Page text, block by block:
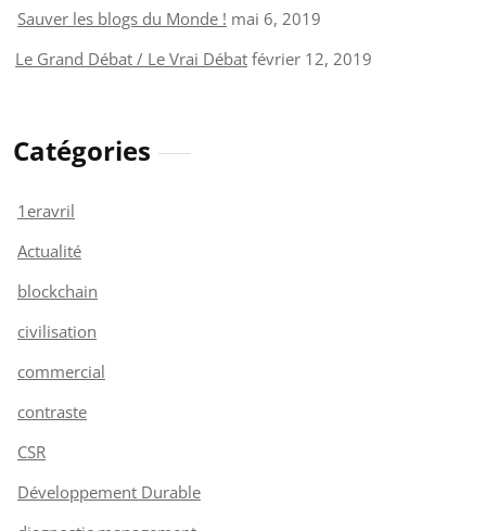
Sauver les blogs du Monde ! mai 6, 2019
Le Grand Débat / Le Vrai Débat février 12, 2019
Catégories
1eravril
Actualité
blockchain
civilisation
commercial
contraste
CSR
Développement Durable